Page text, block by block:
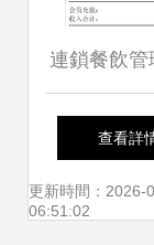
連鎖餐飲管
慧升級 關于
飲管理系統
查看詳
更新時間：2026-
06:51:02